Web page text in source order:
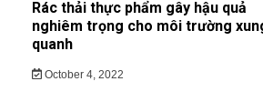
Rác thải thực phẩm gây hậu quả
nghiêm trọng cho môi trường
quanh
October 4, 2022